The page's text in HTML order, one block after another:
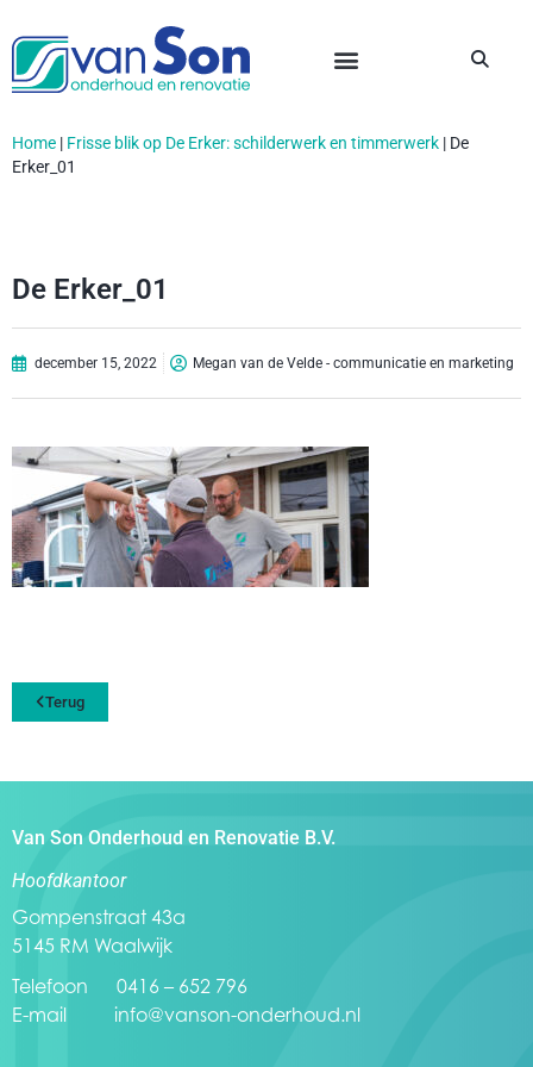
Home | Frisse blik op De Erker: schilderwerk en timmerwerk | De
Erker_01
De Erker_01
december 15, 2022 Megan van de Velde - communicatie en marketing
Terug
Van Son Onderhoud en Renovatie B.V.
Hoofdkantoor
Gompenstraat 43a
5145 RM Waalwijk
Telefoon 0416 – 652 796
E-mail info@vanson-onderhoud.nl